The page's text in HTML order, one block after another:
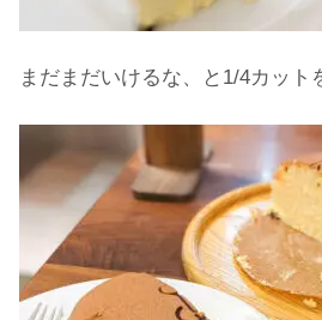
まだまだいけるな、と1/4カット